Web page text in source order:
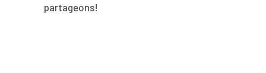
partageons!